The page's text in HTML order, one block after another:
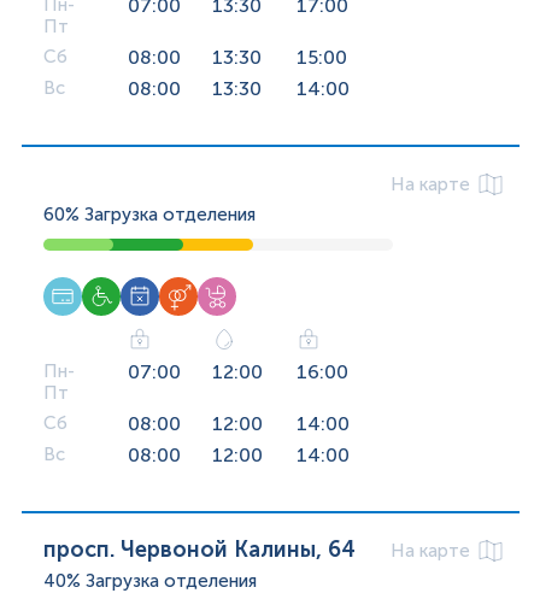
Пн-
Пт
07:00 13:30 17:00
Сб 08:00 13:30 15:00
Вс 08:00 13:30 14:00
На карте
60% Загрузка отделения
Пн-
Пт
07:00 12:00 16:00
Сб 08:00 12:00 14:00
Вс 08:00 12:00 14:00
просп. Червоной Калины, 64
На карте
40% Загрузка отделения